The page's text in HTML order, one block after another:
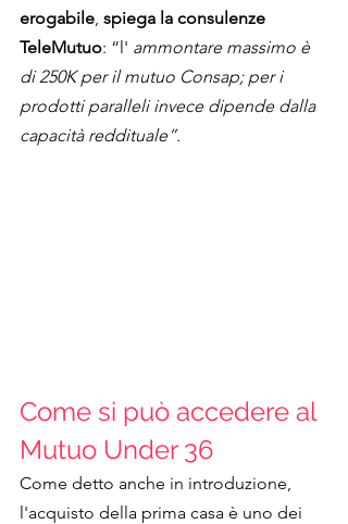
erogabile spiega la consulenze
TeleMutuo: “l' ammontare massimo è
di 250K per il mutuo Consap; per i
prodotti paralleli invece dipende dalla
capacità reddituale”.
Come si può accedere al
Mutuo Under 36
Come detto anche in introduzione,
l'acquisto della prima casa è uno dei